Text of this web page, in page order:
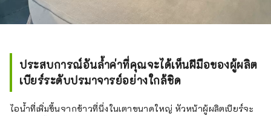
ประสบการณ์อันล้ำค่าที่คุณจะได้เห็นฝีมือของผู้ผลิต
เบียร์ระดับปรมาจารย์อย่างใกล้ชิด
ไอน้ำที่เพิ่มขึ้นจากข้าวที่นึ่งในเตาขนาดใหญ่ หัวหน้าผู้ผลิตเบียร์จะ